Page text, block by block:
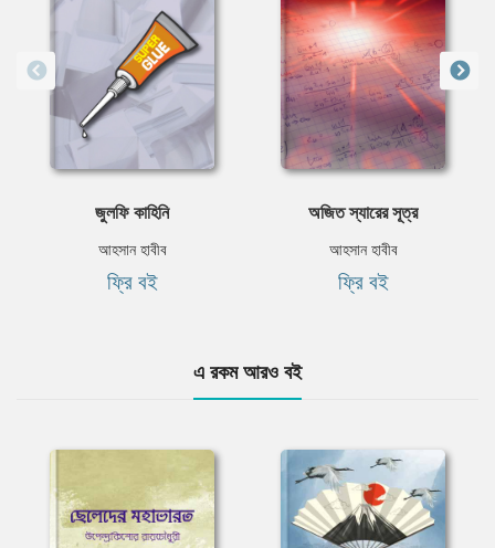
জুলফি কাহিনি
আহসান হাবীব
ফ্রি বই
অজিত স্যারের সূত্র
আহসান হাবীব
ফ্রি বই
এ রকম আরও বই